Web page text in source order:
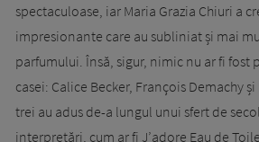
spectaculoase, iar Maria Grazia Chiuri a
impresionante care au subliniat și mai
parfumului. Însă, sigur, nimic nu ar fi fost
casei: Calice Becker, François Demachy
trei au adus de-a lungul unui sfert de
interpretări, cum ar fi J’adore Eau de